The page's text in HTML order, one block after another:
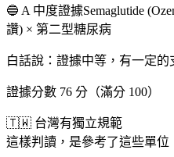
🔵 A 中度證據Semaglutide
讚) × 第二型糖尿病
白話說：證據中等，有一定的
證據分數 76 分（滿分 100
🇹🇼 台灣有獨立規範
這樣判讀，是參考了這些單位